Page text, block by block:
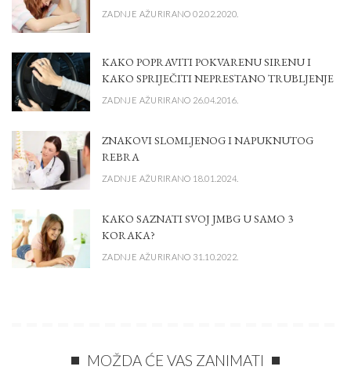
ZADNJE AŽURIRANO 02.02.2020.
KAKO POPRAVITI POKVARENU SIRENU I
KAKO SPRIJEČITI NEPRESTANO TRUBLJENJE
ZADNJE AŽURIRANO 26.04.2016.
ZNAKOVI SLOMLJENOG I NAPUKNUTOG
REBRA
ZADNJE AŽURIRANO 18.01.2024.
KAKO SAZNATI SVOJ JMBG U SAMO 3
KORAKA?
ZADNJE AŽURIRANO 31.10.2022.
MOŽDA ĆE VAS ZANIMATI